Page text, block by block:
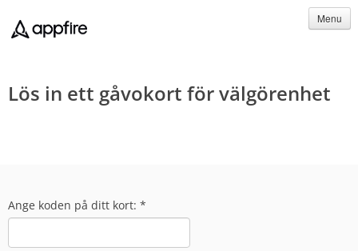
Menu
Lös in ett gåvokort för välgörenhet
Ange koden på ditt kort: *